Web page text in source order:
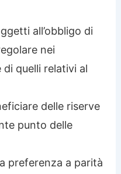
all’obbligo di
nei
quelli relativi al
delle riserve
punto delle
preferenza a parità